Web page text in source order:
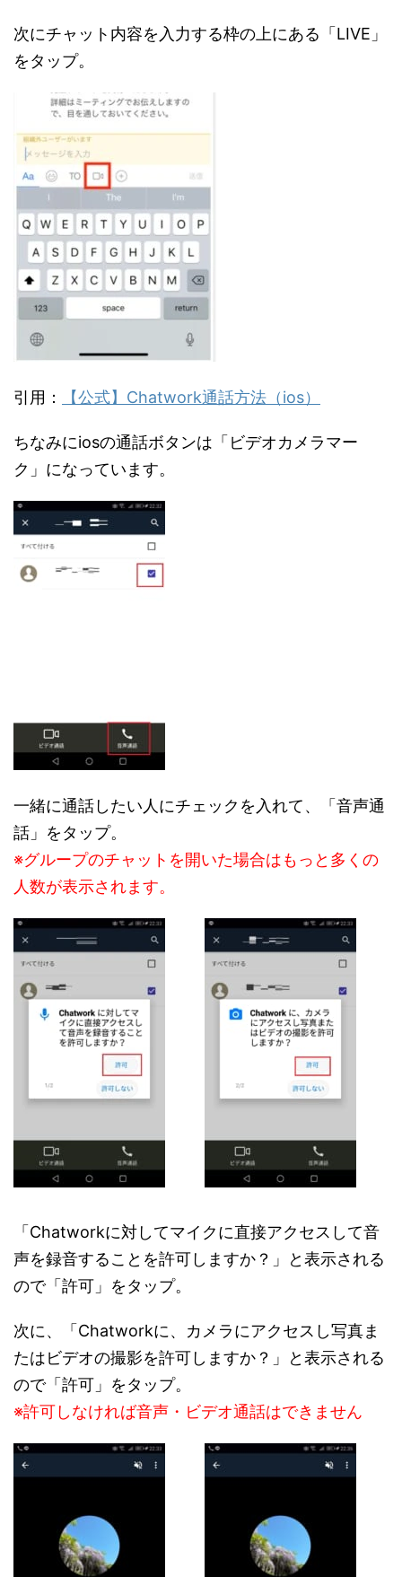
次にチャット内容を入力する枠の上にある「LIVE」
をタップ。
引用： 【公式】Chatwork通話方法（ios）
ちなみにiosの通話ボタンは「ビデオカメラマー
ク」になっています。
一緒に通話したい人にチェックを入れて、「音声通
話」をタップ。
※グループのチャットを開いた場合はもっと多くの
人数が表示されます。
「Chatworkに対してマイクに直接アクセスして音
声を録音することを許可しますか？」と表示される
ので「許可」をタップ。
次に、「Chatworkに、カメラにアクセスし写真ま
たはビデオの撮影を許可しますか？」と表示される
ので「許可」をタップ。
※許可しなければ音声・ビデオ通話はできません